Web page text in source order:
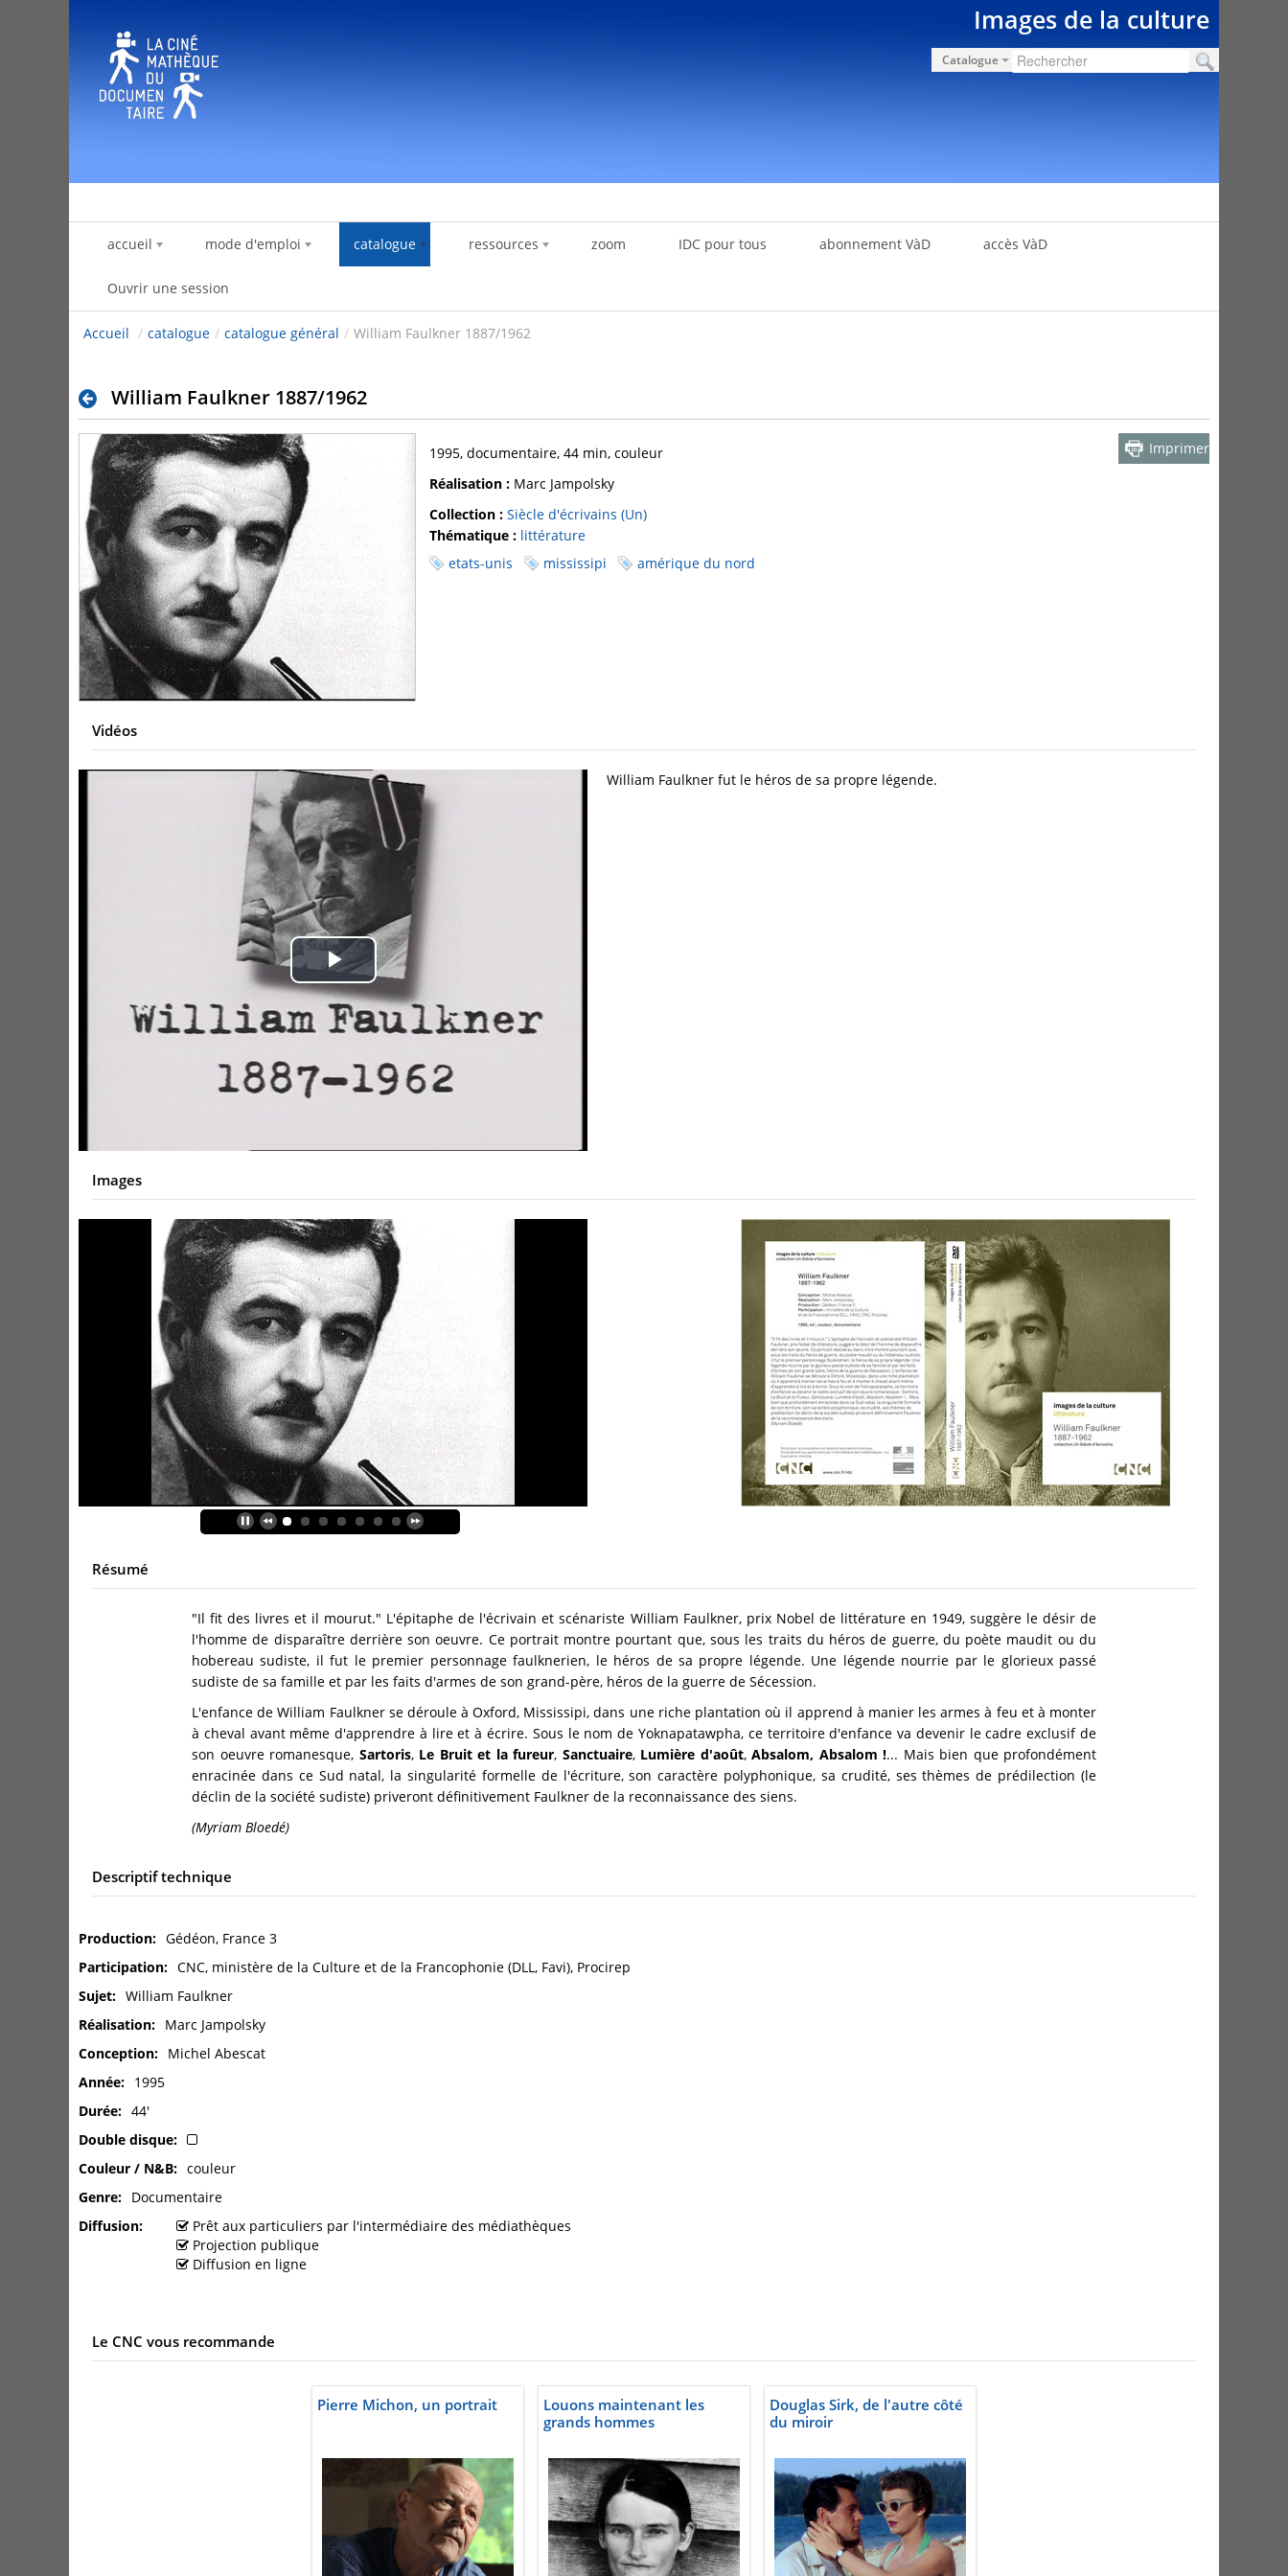
Images de la culture
Catalogue
accueil mode d'emploi catalogue ressources zoom IDC pour tous abonnement VàD accès VàD
Ouvrir une session
Accueil / catalogue / catalogue général / William Faulkner 1887/1962
William Faulkner 1887/1962
Imprimer
1995, documentaire, 44 min, couleur
Réalisation : Marc Jampolsky
Collection : Siècle d'écrivains (Un)
Thématique : littérature
etats-unis
mississipi amérique du nord
Vidéos
Play
Video
William Faulkner fut le héros de sa propre légende.
Images
Résumé
"Il fit des livres et il mourut." L'épitaphe de l'écrivain et scénariste William Faulkner, prix Nobel de littérature en 1949, suggère le désir de
l'homme de disparaître derrière son oeuvre. Ce portrait montre pourtant que, sous les traits du héros de guerre, du poète maudit ou du
hobereau sudiste, il fut le premier personnage faulknerien, le héros de sa propre légende. Une légende nourrie par le glorieux passé
sudiste de sa famille et par les faits d'armes de son grand-père, héros de la guerre de Sécession.
L'enfance de William Faulkner se déroule à Oxford, Mississipi, dans une riche plantation où il apprend à manier les armes à feu et à monter
à cheval avant même d'apprendre à lire et à écrire. Sous le nom de Yoknapatawpha, ce territoire d'enfance va devenir le cadre exclusif de
son oeuvre romanesque, Sartoris, Le Bruit et la fureur, Sanctuaire, Lumière d'août, Absalom, Absalom !... Mais bien que profondément
enracinée dans ce Sud natal, la singularité formelle de l'écriture, son caractère polyphonique, sa crudité, ses thèmes de prédilection (le
déclin de la société sudiste) priveront définitivement Faulkner de la reconnaissance des siens.
(Myriam Bloedé)
Descriptif technique
Production
Gédéon, France 3
Participation
CNC, ministère de la Culture et de la Francophonie (DLL, Favi), Procirep
Sujet
William Faulkner
Réalisation
Marc Jampolsky
Conception
Michel Abescat
Année
1995
Durée
44'
Double disque
Couleur / N&B
couleur
Genre
Documentaire
Diffusion
Prêt aux particuliers par l'intermédiaire des médiathèques
Projection publique
Diffusion en ligne
Le CNC vous recommande
Pierre Michon, un portrait
Louons maintenant les
grands hommes
Douglas Sirk, de l'autre côté
du miroir